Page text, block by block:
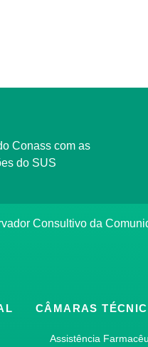
do SUS
Consultivo da
CÂMARAS
Assistência